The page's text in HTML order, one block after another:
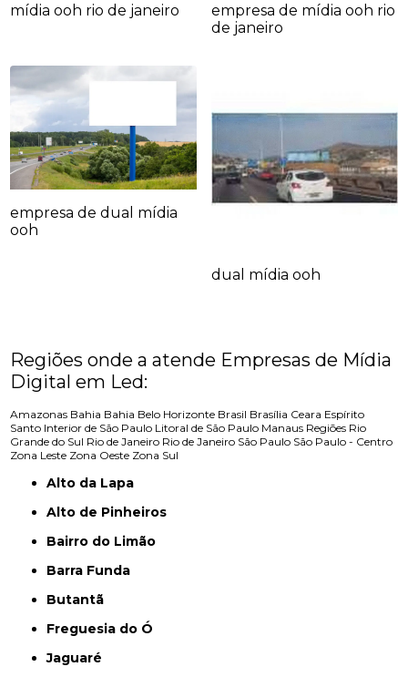
mídia ooh rio de janeiro
empresa de mídia ooh rio
de janeiro
empresa de dual mídia
ooh
dual mídia ooh
Regiões onde a atende Empresas de Mídia
Digital em Led:
Amazonas Bahia Bahia Belo Horizonte Brasil Brasília Ceara Espírito
Santo Interior de São Paulo Litoral de São Paulo Manaus Regiões Rio
Grande do Sul Rio de Janeiro Rio de Janeiro São Paulo São Paulo - Centro
Zona Leste Zona Oeste Zona Sul
Alto da Lapa
Alto de Pinheiros
Bairro do Limão
Barra Funda
Butantã
Freguesia do Ó
Jaguaré